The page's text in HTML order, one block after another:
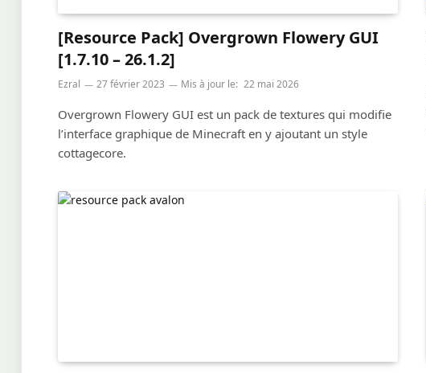
[Resource Pack] Overgrown Flowery GUI
[1.7.10 – 26.1.2]
Ezral 27 février 2023 Mis à jour le: 22 mai 2026
Overgrown Flowery GUI est un pack de textures qui modifie
l’interface graphique de Minecraft en y ajoutant un style
cottagecore.